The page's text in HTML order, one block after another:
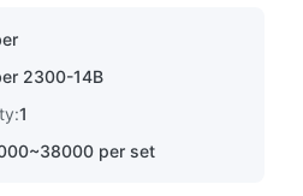
2300-14B
1
per set